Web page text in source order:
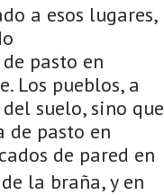
a esos lugares,
pasto en
Los pueblos, a
suelo, sino que
de pasto en
de pared en
la braña, y en